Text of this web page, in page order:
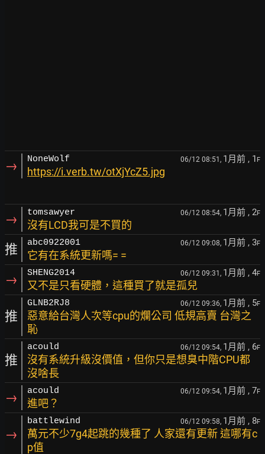
→ NoneWolf 06/12 08:51, 1月前 , 1 F
https://i.verb.tw/otXjYcZ5.jpg
→ tomsawyer 06/12 08:54, 1月前 , 2F
沒有LCD我可是不買的
推 abc0922001 06/12 09:08, 1月前 , 3F
它有在系統更新嗎= =
→ SHENG2014 06/12 09:31, 1月前 , 4F
又不是只看硬體，這種買了就是孤兒
推
GLNB2RJ8 06/12 09:36, 1月前 , 5F
惡意給台灣人次等cpu的爛公司 低規高賣 台灣之
恥
推
acould 06/12 09:54, 1月前 , 6F
沒有系統升級沒價值，但你只是想臭中階CPU都
沒啥長
→ acould 06/12 09:54, 1月前 , 7F
進吧？
→
battlewind 06/12 09:58, 1月前 , 8F
萬元不少7g4起跳的幾種了 人家還有更新 這哪有c
p值